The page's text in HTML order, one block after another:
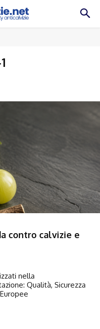
contro calvizie e
nella
Qualità, Sicurezza